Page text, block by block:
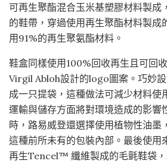
可再生聚酯混合玉米基塑膠材料製成
的鞋帶，穿過使用再生聚酯材料製成
用91%的再生聚氨酯材料。
鞋盒同樣使用100%回收再生且可回
Virgil Abloh設計的logo圖案。巧妙
成一只提袋，這種做法可減少材料使
運輸與儲存方面將對環境造成的影響
時，路易威登還選擇使用植物性油墨
這種前所未有的包裝內部。最後使用
再生Tencel™ 纖維製成的毛氈鞋袋